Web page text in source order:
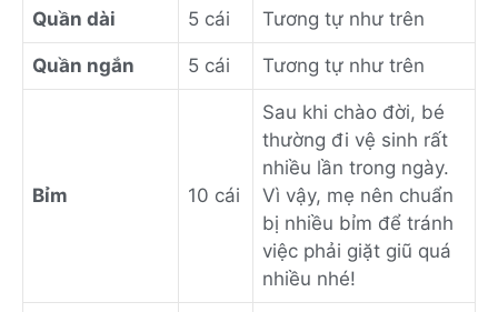
Quần dài 5 cái Tương tự như trên
Quần ngắn 5 cái Tương tự như trên
Bỉm 10 cái
Sau khi chào đời, bé
thường đi vệ sinh rất
nhiều lần trong ngày.
Vì vậy, mẹ nên chuẩn
bị nhiều bỉm để tránh
việc phải giặt giũ quá
nhiều nhé!